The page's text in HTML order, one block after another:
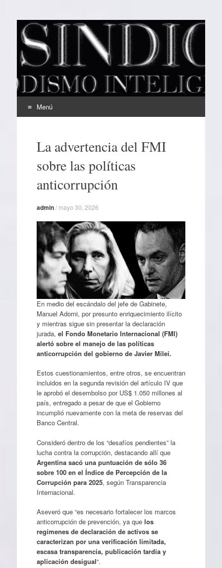
EL SINDICAL
Periodismo Inteligente
Menú
contenidoLa advertencia del FMI
sobre las políticas
anticorrupción
admin/ mayo 30, 2026
En medio del escándalo del jefe de Gabinete,
Manuel Adorni, por presunto enriquecimiento ilícito
y mientras sigue sin presentar la declaración
jurada, el Fondo Monetario Internacional (FMI)
alertó sobre el manejo de las políticas
anticorrupción del gobierno de Javier Milei.
Estos cuestionamientos, entre otros, se encuentran
incluidos en la segunda revisión del artículo IV que
le aprobó el desembolso por US$ 1.050 millones al
país, entregado a pesar de que el Gobierno
incumplió nuevamente con la meta de reservas del
Banco Central.
Consideró dentro de los “desafíos pendientes” la
lucha contra la corrupción, destacando allí que
Argentina sacó una puntuación de sólo 36
sobre 100 en el Índice de Percepción de la
Corrupción para 2025, según Transparencia
Internacional.
Aseveró que “es necesario fortalecer los marcos
anticorrupción de prevención, ya que los
regímenes de declaración de activos se
caracterizan por una verificación limitada,
escasa transparencia, publicación tardía y
aplicación desigual“.